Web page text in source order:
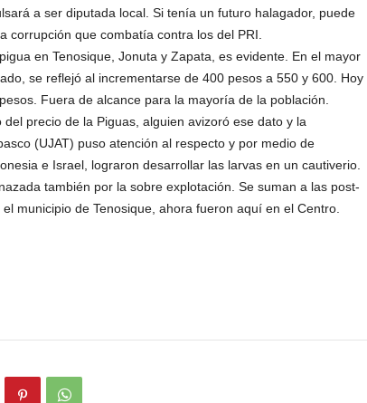
a ser diputada local. Si tenía un futuro halagador, puede
corrupción que combatía contra los del PRI.
en Tenosique, Jonuta y Zapata, es evidente. En el mayor
se reflejó al incrementarse de 400 pesos a 550 y 600. Hoy
Fuera de alcance para la mayoría de la población.
precio de la Piguas, alguien avizoró ese dato y la
(UJAT) puso atención al respecto y por medio de
e Israel, lograron desarrollar las larvas en un cautiverio.
también por la sobre explotación. Se suman a las post-
municipio de Tenosique, ahora fueron aquí en el Centro.